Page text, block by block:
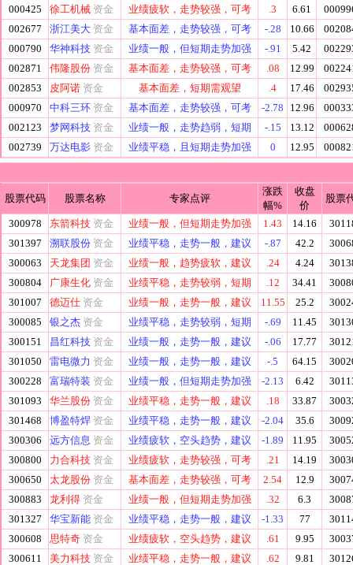
000425 徐工机械 资金 业绩疲软，走势较强，可考 .3 6.61
002677
浙江美大 资金 基本面差，走势较强，可考 -.28 10.66
000790
华神科技 资金 业绩一般，但短期走势加强 -.91 5.42
002871
伟隆股份 资金 基本面差，走势较强，可考 .08 12.99
002853
皮阿诺 资金 基本面差，短期需观望 .4 17.46
000970
中科三环 资金 基本面差，走势较强，可考 -2.78 12.96
002123
梦网科技 资金 业绩一般，走势趋弱，短期 -.15 13.12
002739
万达电影 资金 业绩平稳，且短期走势加强 0 12.95
股票代码 股票名称 专家点评
涨跌
幅%
收盘
价
股票
300978 东箭科技 资金 业绩一般，但短期走势加强 1.43 14.16
301397
溯联股份 资金 业绩平稳，走势一般，建议 -.87 42.2
300063
天龙集团 资金 业绩一般，趋势疲软，建议 .24 4.24
300804
广康生化 资金 业绩平稳，走势较弱，短期 .12 34.41
301007
德迈仕 资金 业绩一般，走势一般，建议 11.55 25.2
300085
银之杰 资金 业绩平稳，走势较弱，短期 -.69 11.45
300151
昌红科技 资金 业绩一般，走势一般，建议 -.06 17.77
301050
雷电微力 资金 业绩一般，走势一般，建议 -.5 64.15
300228
富瑞特装 资金 业绩一般，但短期走势加强 -2.13 6.42
301093
华兰股份 资金 业绩平稳，走势一般，建议 .18 33.87
301468
博盈特焊 资金 业绩平稳，走势一般，建议 -2.04 35.6
300306
远方信息 资金 业绩疲软，空头趋势，建议 -1.89 11.95
300800
力合科技 资金 业绩疲软，走势较强，可考 .21 14.19
300650
太龙股份 资金 基本面差，走势较强，可考 2.54 12.9
300883
龙利得 资金 业绩一般，但短期走势加强 .32 6.3
301327
华宝新能 资金 业绩平稳，走势一般，建议 -1.33 77
300608
思特奇 资金 业绩疲软，空头趋势，建议 .61 9.95
300611
美力科技 资金 业绩平稳，走势一般，建议 .62 9.81